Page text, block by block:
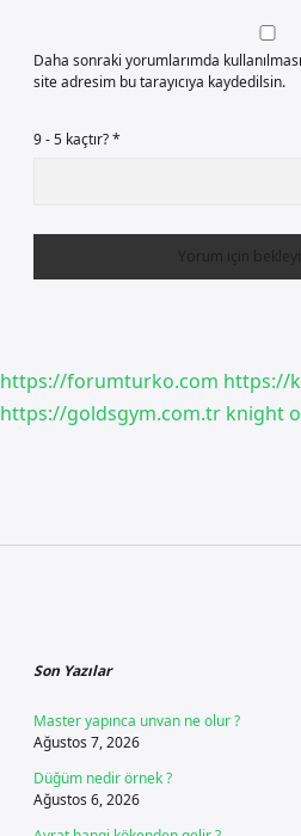
Daha sonraki yorumlarımda
site adresim bu tarayıcıya kaydedilsin.
9 - 5 kaçtır?*
https://forumturko.com https://
https://goldsgym.com.tr knight
Son Yazılar
Master yapınca unvan ne olur ?
Ağustos 7, 2026
Düğüm nedir örnek ?
Ağustos 6, 2026